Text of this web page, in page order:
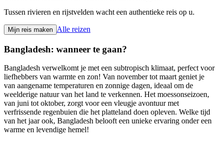
Tussen rivieren en rijstvelden wacht een authentieke reis op u.
Mijn reis maken Alle reizen
Bangladesh: wanneer te gaan?
Bangladesh verwelkomt je met een subtropisch klimaat, perfect voor
liefhebbers van warmte en zon! Van november tot maart geniet je
van aangename temperaturen en zonnige dagen, ideaal om de
weelderige natuur van het land te verkennen. Het moessonseizoen,
van juni tot oktober, zorgt voor een vleugje avontuur met
verfrissende regenbuien die het platteland doen opleven. Welke tijd
van het jaar ook, Bangladesh belooft een unieke ervaring onder een
warme en levendige hemel!